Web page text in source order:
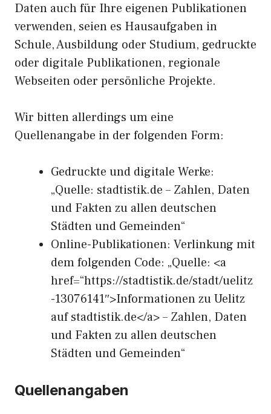
Daten auch für Ihre eigenen Publikationen
verwenden, seien es Hausaufgaben in
Schule, Ausbildung oder Studium, gedruckte
oder digitale Publikationen, regionale
Webseiten oder persönliche Projekte.
Wir bitten allerdings um eine
Quellenangabe in der folgenden Form:
Gedruckte und digitale Werke:
„Quelle: stadtistik.de – Zahlen, Daten
und Fakten zu allen deutschen
Städten und Gemeinden“
Online-Publikationen: Verlinkung mit
dem folgenden Code: „Quelle: <a
href=“https://stadtistik.de/stadt/uelitz
-13076141″>Informationen zu Uelitz
auf stadtistik.de</a> – Zahlen, Daten
und Fakten zu allen deutschen
Städten und Gemeinden“
Quellenangaben